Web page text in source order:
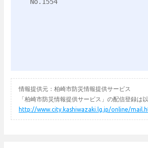
情報提供元：柏崎市防災情報提供サービス
「柏崎市防災情報提供サービス」の配信登録は以
http://www.city.kashiwazaki.lg.jp/online/